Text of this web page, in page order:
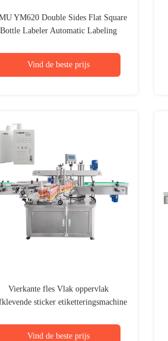
YM620 Double Sides Flat Square
Bottle Labeler Automatic Labeling
Vind de beste prijs
Vierkante fles Vlak oppervlak
sticker etiketteringsmachine
Vind de beste prijs